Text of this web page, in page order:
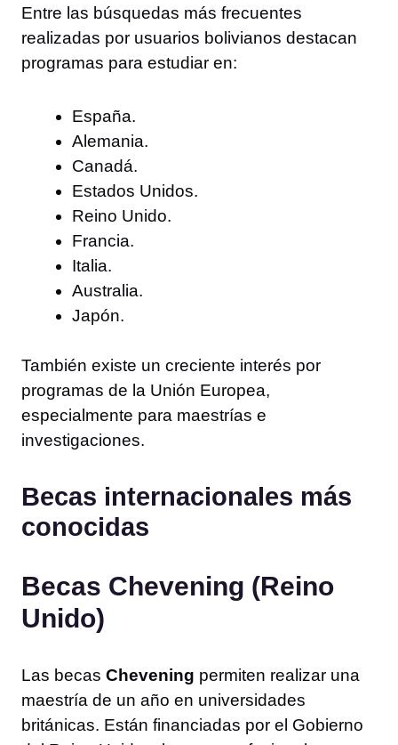
Entre las búsquedas más frecuentes
realizadas por usuarios bolivianos destacan
programas para estudiar en:
España.
Alemania.
Canadá.
Estados Unidos.
Reino Unido.
Francia.
Italia.
Australia.
Japón.
También existe un creciente interés por
programas de la Unión Europea,
especialmente para maestrías e
investigaciones.
Becas internacionales más
conocidas
Becas Chevening (Reino
Unido)
Las becas Chevening permiten realizar una
maestría de un año en universidades
británicas. Están financiadas por el Gobierno